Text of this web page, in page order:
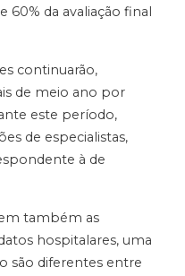
60% da avaliação final
continuarão,
de meio ano por
este período,
de especialistas,
à de
também as
hospitalares, uma
são diferentes entre